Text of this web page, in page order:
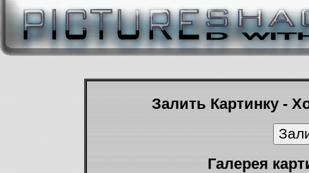
Залить Картинку -
Галерея